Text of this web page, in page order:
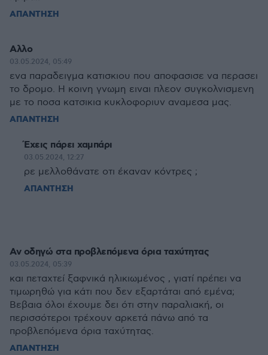
ΑΠΑΝΤΗΣΗ
Αλλο
03.05.2024, 05:49
ενα παραδειγμα κατισκιου που αποφασισε να περασει
το δρομο. Η κοινη γνωμη ειναι πλεον συγκολνισμενη
με το ποσα κατσικια κυκλοφοριυν αναμεσα μας.
ΑΠΑΝΤΗΣΗ
Έχεις πάρει χαμπάρι
03.05.2024, 12:27
ρε μελλοθάνατε οτι έκαναν κόντρες ;
ΑΠΑΝΤΗΣΗ
Αν οδηγώ στα προβλεπόμενα όρια ταχύτητας
03.05.2024, 05:39
και πεταχτεί ξαφνικά ηλικιωμένος , γιατί πρέπει να
τιμωρηθώ για κάτι που δεν εξαρτάται από εμένα;
Βεβαια όλοι έχουμε δει ότι στην παραλιακή, οι
περισσότεροι τρέχουν αρκετά πάνω από τα
προβλεπόμενα όρια ταχύτητας.
ΑΠΑΝΤΗΣΗ